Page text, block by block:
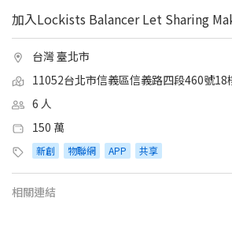
加入Lockists Balancer Let Sharing
台灣 臺北市
11052台北市信義區信義路四段460號18
6 人
150 萬
新創 物聯網 APP 共享
相關連結